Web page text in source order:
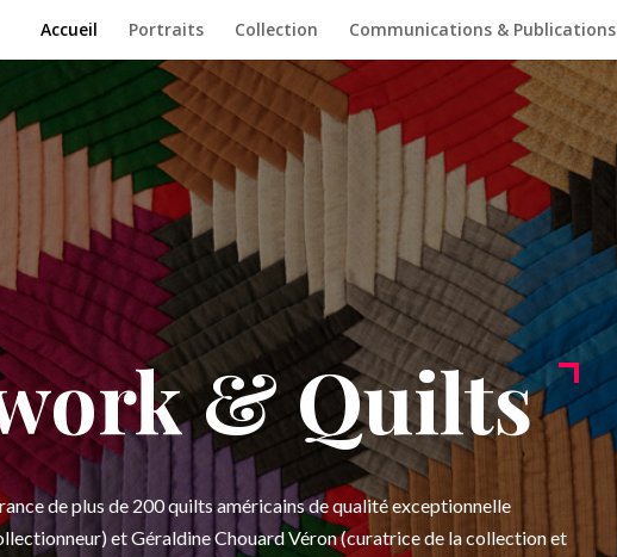
Accueil Portraits Collection Communications & Publications
& Quilts
de plus de 200 quilts américains de qualité exceptionnelle
et Géraldine Chouard Véron (curatrice de la collection et